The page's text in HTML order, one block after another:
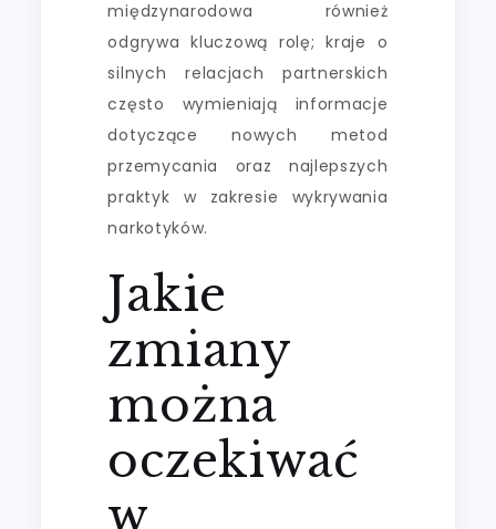
międzynarodowa również
odgrywa kluczową rolę; kraje o
silnych relacjach partnerskich
często wymieniają informacje
dotyczące nowych metod
przemycania oraz najlepszych
praktyk w zakresie wykrywania
narkotyków.
Jakie
zmiany
można
oczekiwać
w